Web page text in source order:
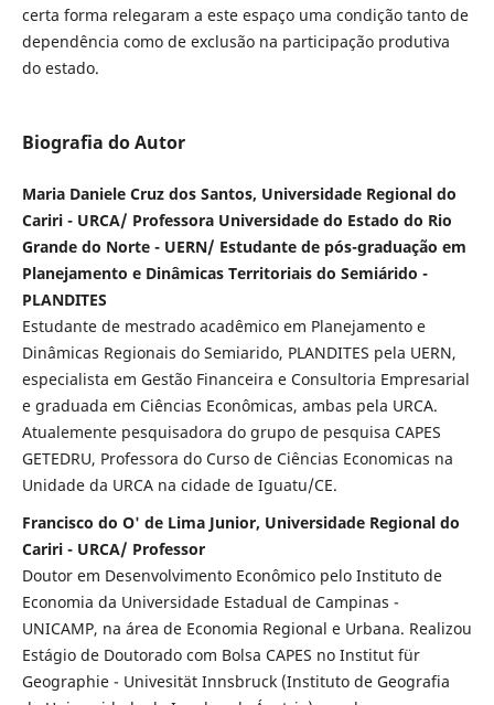
certa forma relegaram a este espaço uma condição tanto de
dependência como de exclusão na participação produtiva
do estado.
Biografia do Autor
Maria Daniele Cruz dos Santos, Universidade Regional do
Cariri - URCA/ Professora Universidade do Estado do Rio
Grande do Norte - UERN/ Estudante de pós-graduação em
Planejamento e Dinâmicas Territoriais do Semiárido -
PLANDITES
Estudante de mestrado acadêmico em Planejamento e
Dinâmicas Regionais do Semiarido, PLANDITES pela UERN,
especialista em Gestão Financeira e Consultoria Empresarial
e graduada em Ciências Econômicas, ambas pela URCA.
Atualemente pesquisadora do grupo de pesquisa CAPES
GETEDRU, Professora do Curso de Ciências Economicas na
Unidade da URCA na cidade de Iguatu/CE.
Francisco do O' de Lima Junior, Universidade Regional do
Cariri - URCA/ Professor
Doutor em Desenvolvimento Econômico pelo Instituto de
Economia da Universidade Estadual de Campinas -
UNICAMP, na área de Economia Regional e Urbana. Realizou
Estágio de Doutorado com Bolsa CAPES no Institut für
Geographie - Univesität Innsbruck (Instituto de Geografia